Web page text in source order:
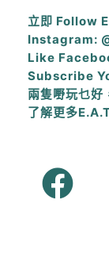
立即 Follow
Instagram:
Like
Subscribe
兩隻嘢玩乜好
了解更多